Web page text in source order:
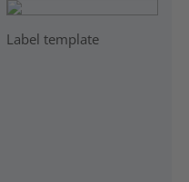
Label template